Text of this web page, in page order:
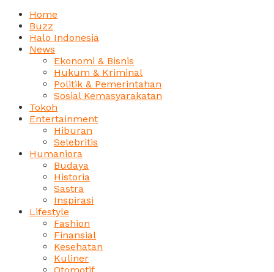
Home
Buzz
Halo Indonesia
News
Ekonomi & Bisnis
Hukum & Kriminal
Politik & Pemerintahan
Sosial Kemasyarakatan
Tokoh
Entertainment
Hiburan
Selebritis
Humaniora
Budaya
Historia
Sastra
Inspirasi
Lifestyle
Fashion
Finansial
Kesehatan
Kuliner